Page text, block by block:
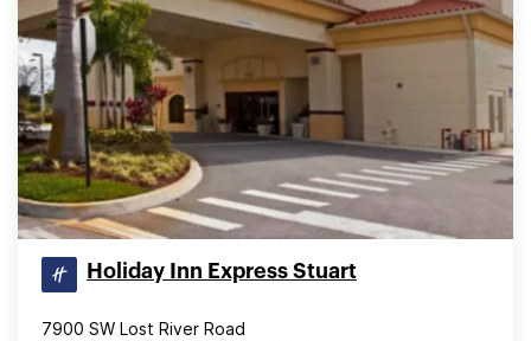
Holiday Inn Express Stuart
7900 SW Lost River Road